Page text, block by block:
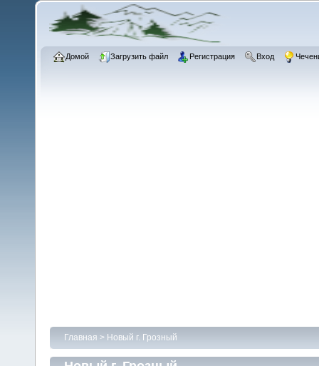
Домой Загрузить файл Регистрация Вход
Главная > Новый г. Грозный